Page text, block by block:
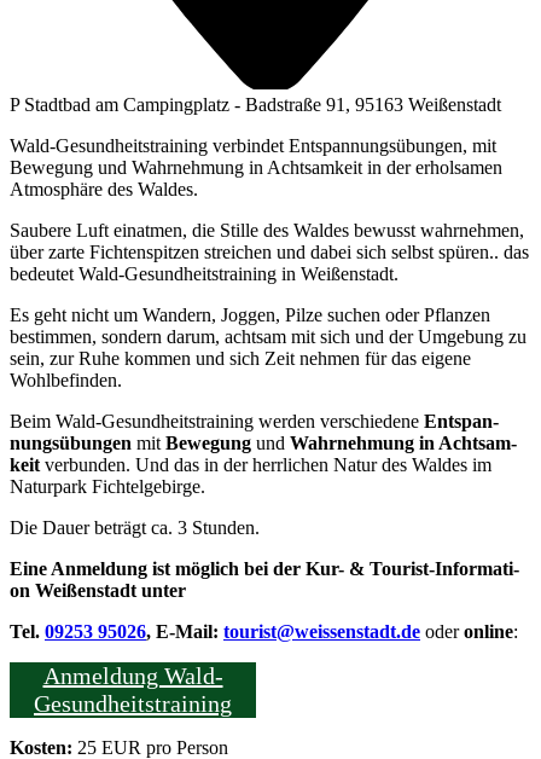
P Stadtbad am Campingplatz - Badstraße 91, 95163 Weißenstadt
Wald-Gesundheitstraining verbindet Entspannungsübungen, mit
Bewegung und Wahrnehmung in Achtsamkeit in der erholsamen
Atmosphäre des Waldes.
Sau­be­re Luft ein­at­men, die Stil­le des Wal­des bewusst wahr­neh­men,
über zar­te Fich­ten­spit­zen strei­chen und dabei sich selbst spü­ren.. das
bedeu­tet Wald-Gesund­heits­trai­ning in Weißenstadt.
Es geht nicht um Wan­dern, Jog­gen, Pil­ze suchen oder Pflan­zen
bestim­men, son­dern dar­um, acht­sam mit sich und der Umge­bung zu
sein, zur Ruhe kom­men und sich Zeit neh­men für das eige­ne
Wohlbefinden.
Beim Wald-Gesund­heits­trai­ning wer­den ver­schie­de­ne Ent­span­
nungs­übun­gen mit Bewe­gung und Wahr­neh­mung in Acht­sam­
keit ver­bun­den. Und das in der herr­li­chen Natur des Wal­des im
Natur­park Fichtelgebirge.
Die Dau­er beträgt ca. 3 Stunden.
Eine Anmel­dung ist mög­lich bei der Kur- & Tou­rist-Infor­ma­ti­
on Wei­ßen­stadt unter
Tel. 09253 95026, E‑Mail: tourist@​weissenstadt.​de oderonline:
Anmel­dung Wald-
Gesundheitstraining
Kos­ten: 25 EUR pro Person